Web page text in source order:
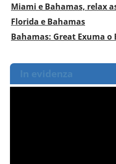
Miami e Bahamas, relax
Florida e Bahamas
Bahamas: Great Exuma o
In evidenza